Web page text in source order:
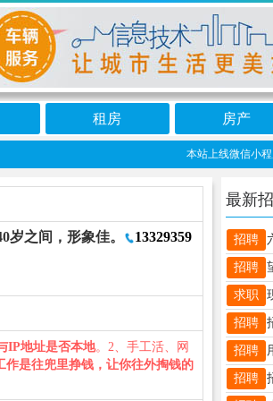
租房 房产
本站上线微信小程
岁之间，形象佳。
13329359
IP地址是否本地。2、手工活、网
作是往兜里挣钱，让你往外掏钱的
最新
招聘
招聘
求职
招聘
招聘
招聘